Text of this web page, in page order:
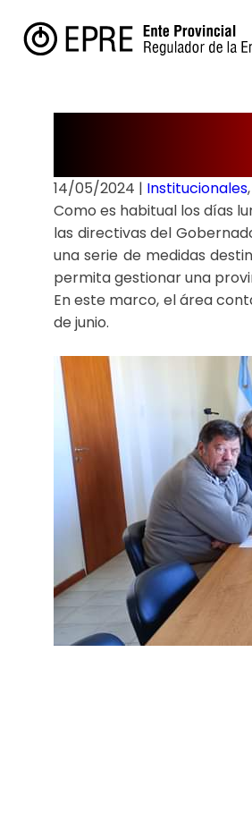
14/05/2024 | Institucionales,
Como es habitual los días
las directivas del
una serie de medidas
permita gestionar una
En este marco, el área
de junio.